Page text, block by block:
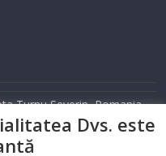
Turnu Severin, Romania
Dvs. este